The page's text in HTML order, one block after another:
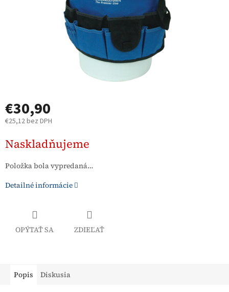
€30,90
€25,12 bez DPH
cena:
Naskladňujeme
Položka bola vypredaná…
Detailné informácie
OPÝTAŤ SA ZDIEĽAŤ
Popis Diskusia